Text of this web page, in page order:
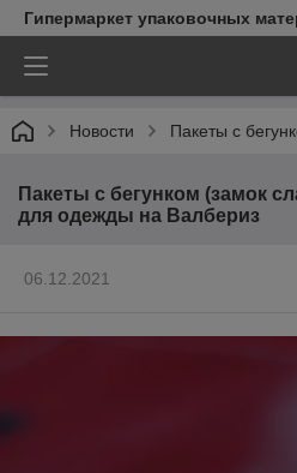
Гипермаркет упаковочных
Новости Пакеты с
Пакеты с бегунком (замок
для одежды на Валбериз
06.12.2021